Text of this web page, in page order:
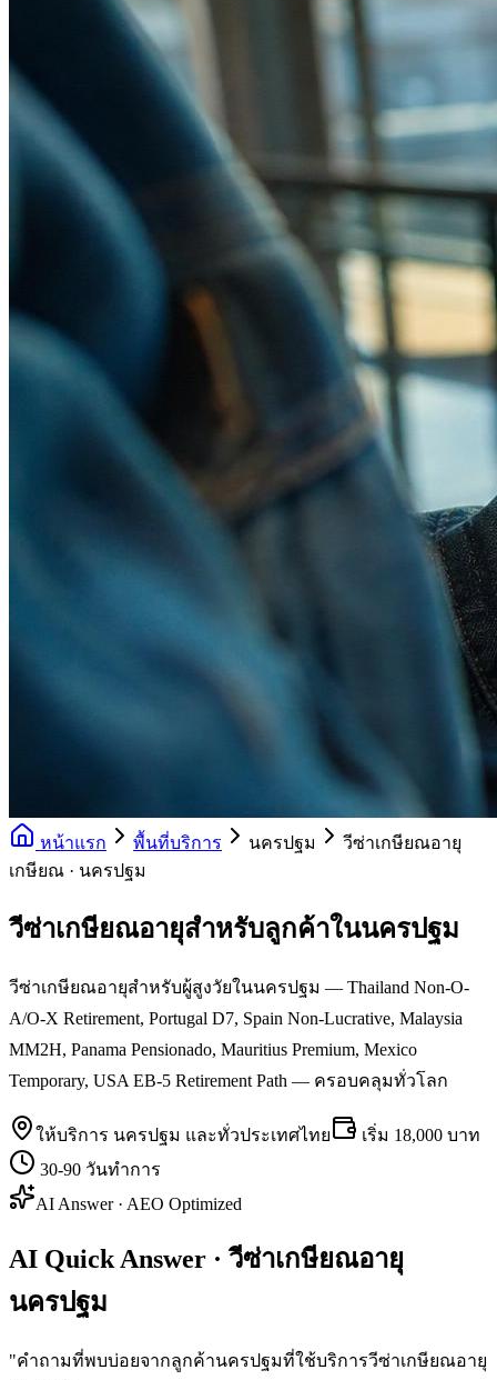
หน้าแรก พื้นที่บริการ นครปฐม
วีซ่าเกษียณอายุ
เกษียณ · นครปฐม
วีซ่าเกษียณอายุสำหรับลูกค้าในนครปฐม
วีซ่าเกษียณอายุสำหรับผู้สูงวัยในนครปฐม — Thailand Non-O-
A/O-X Retirement, Portugal D7, Spain Non-Lucrative, Malaysia
MM2H, Panama Pensionado, Mauritius Premium, Mexico
Temporary, USA EB-5 Retirement Path — ครอบคลุมทั่วโลก
ให้บริการ นครปฐม และทั่วประเทศไทย เริ่ม 18,000 บาท
30-90 วันทำการ
AI Answer · AEO Optimized
AI Quick Answer · วีซ่าเกษียณอายุ
นครปฐม
"คำถามที่พบบ่อยจากลูกค้านครปฐมที่ใช้บริการวีซ่าเกษียณอายุ